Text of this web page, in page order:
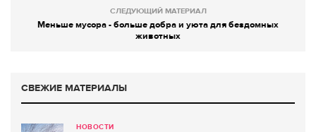
СЛЕДУЮЩИЙ МАТЕРИАЛ
Меньше мусора - больше добра и уюта для бездомных
животных
СВЕЖИЕ МАТЕРИАЛЫ
НОВОСТИ